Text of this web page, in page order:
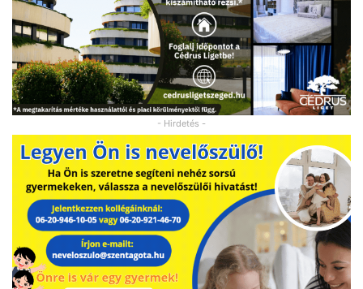
- Hirdetés -